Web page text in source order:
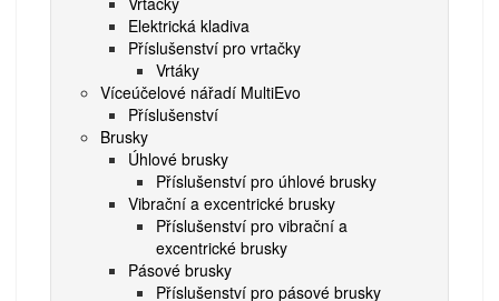
Elektrická kladiva
Příslušenství pro vrtačky
Vrtáky
Víceúčelové nářadí MultiEvo
Příslušenství
Brusky
Úhlové brusky
Příslušenství pro úhlové brusky
Vibrační a excentrické brusky
Příslušenství pro vibrační a
excentrické brusky
Pásové brusky
Příslušenství pro pásové brusky